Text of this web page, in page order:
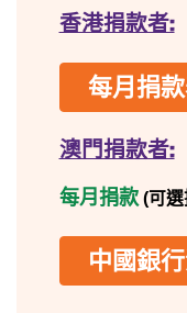
香港捐款者:
每月捐
澳門捐款者:
每月捐款 (可
中國銀